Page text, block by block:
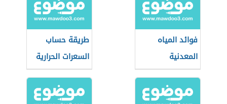
فوائد المياه
المعدنية
طريقة حساب
السعرات الحرارية
في الطعام